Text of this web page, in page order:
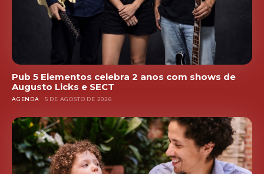
Pub 5 Elementos celebra 2 anos com shows de
Augusto Licks e SECT
AGENDA 5 DE AGOSTO DE 2026